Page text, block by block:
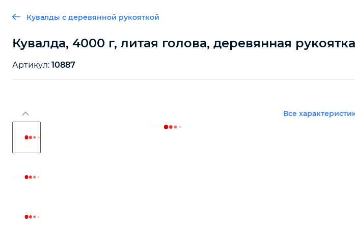
Кувалды с деревянной рукояткой
Кувалда, 4000 г, литая голова, деревянная
Артикул: 10887
Все